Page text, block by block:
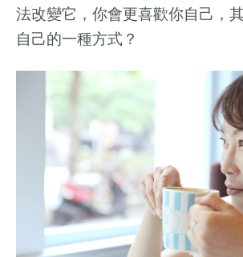
法改變它，你會更喜歡你自己，
自己的一種方式？